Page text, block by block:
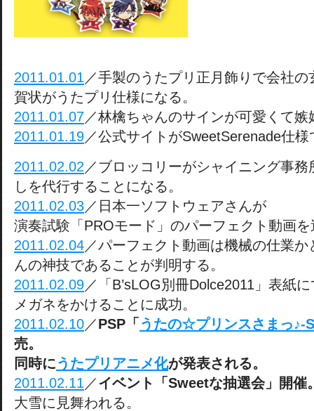
2011.01.01 ／手製のうたプリ正月飾りで会社
賀状がうたプリ仕様になる。
2011.01.07／林檎ちゃんのサインが可愛くて嫉
2011.01.19／公式サイトがSweetSerenade仕
2011.02.02 ／ブロッコリーがシャイニング事
しを代行することになる。
2011.02.03／日本一ソフトウェアさんが
演奏試験「PROモード」のパーフェクト動画
2011.02.04／パーフェクト動画は機械の仕業
んの神技であることが判明する。
2011.02.09／「B’sLOG別冊Dolce2011」表紙
メガネをかけることに成功。
2011.02.10／PSP「 うたの☆プリンスさまっ♪-
売。
同時にうたプリアニメ化が発表される。
2011.02.11 ／イベント「Sweetな抽選会」開催
大雪に見舞われる。